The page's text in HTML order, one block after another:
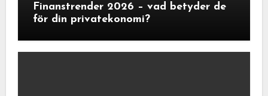
Finanstrender 2026 – vad betyder de
för din privatekonomi?